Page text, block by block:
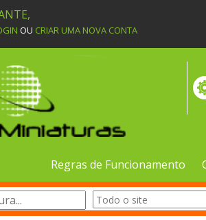
OU CRIAR UMA NOVA CONTA
Regras de Funcionamento